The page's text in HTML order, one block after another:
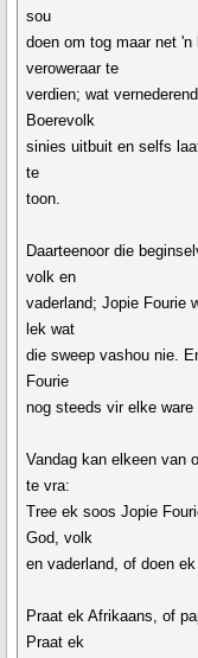
sou
doen om tog maar net
veroweraar te
verdien; wat
Boerevolk
sinies uitbuit en selfs
te
toon.
Daarteenoor die
volk en
vaderland; Jopie Fourie
lek wat
die sweep vashou nie.
Fourie
nog steeds vir elke
Vandag kan elkeen van
te vra:
Tree ek soos Jopie
God, volk
en vaderland, of doen
Praat ek Afrikaans, of
Praat ek